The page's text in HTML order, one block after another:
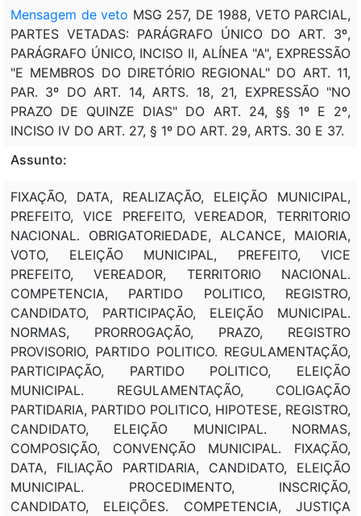
Mensagem de veto MSG 257, DE 1988, VETO PARCIAL,
PARTES VETADAS: PARÁGRAFO ÚNICO DO ART. 3º,
PARÁGRAFO ÚNICO, INCISO II, ALÍNEA "A", EXPRESSÃO
"E MEMBROS DO DIRETÓRIO REGIONAL" DO ART. 11,
PAR. 3º DO ART. 14, ARTS. 18, 21, EXPRESSÃO "NO
PRAZO DE QUINZE DIAS" DO ART. 24, §§ 1º E 2º,
INCISO IV DO ART. 27, § 1º DO ART. 29, ARTS. 30 E 37.
Assunto:
FIXAÇÃO, DATA, REALIZAÇÃO, ELEIÇÃO MUNICIPAL,
PREFEITO, VICE PREFEITO, VEREADOR, TERRITORIO
NACIONAL. OBRIGATORIEDADE, ALCANCE, MAIORIA,
VOTO, ELEIÇÃO MUNICIPAL, PREFEITO, VICE
PREFEITO, VEREADOR, TERRITORIO NACIONAL.
COMPETENCIA, PARTIDO POLITICO, REGISTRO,
CANDIDATO, PARTICIPAÇÃO, ELEIÇÃO MUNICIPAL.
NORMAS, PRORROGAÇÃO, PRAZO, REGISTRO
PROVISORIO, PARTIDO POLITICO. REGULAMENTAÇÃO,
PARTICIPAÇÃO, PARTIDO POLITICO, ELEIÇÃO
MUNICIPAL. REGULAMENTAÇÃO, COLIGAÇÃO
PARTIDARIA, PARTIDO POLITICO, HIPOTESE, REGISTRO,
CANDIDATO, ELEIÇÃO MUNICIPAL. NORMAS,
COMPOSIÇÃO, CONVENÇÃO MUNICIPAL. FIXAÇÃO,
DATA, FILIAÇÃO PARTIDARIA, CANDIDATO, ELEIÇÃO
MUNICIPAL. PROCEDIMENTO, INSCRIÇÃO,
CANDIDATO, ELEIÇÕES. COMPETENCIA, JUSTIÇA